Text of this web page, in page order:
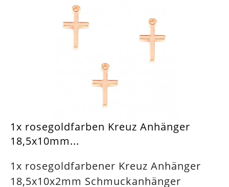
1x rosegoldfarben Kreuz Anhänger
18,5x10mm...
1x rosegoldfarbener Kreuz Anhänger
18,5x10x2mm Schmuckanhänger